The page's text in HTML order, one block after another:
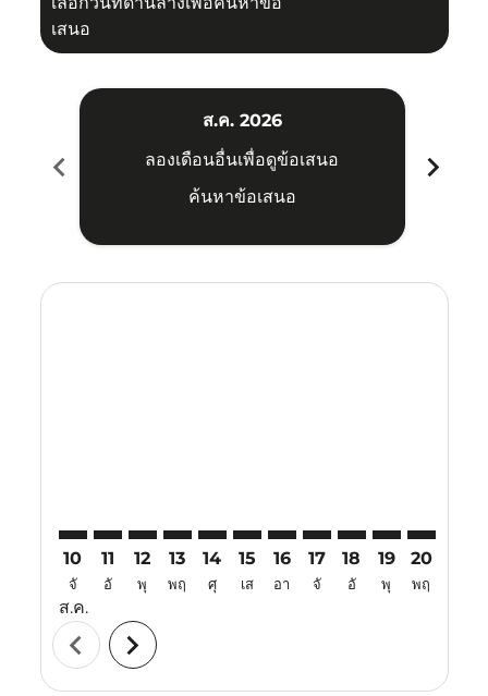
เสนอ
chevron_left
ส.ค. 2026
ลองเดือนอื่นเพื่อดูข้อเสนอ
ค้นหาข้อเสนอ
chevron_right
10
จั
ส.ค.
11
อั
12
พุ
13
พฤ
14
ศุ
15
เส
16
อา
17
จั
18
อั
19
พุ
20
พฤ
chevron_left chevron_right